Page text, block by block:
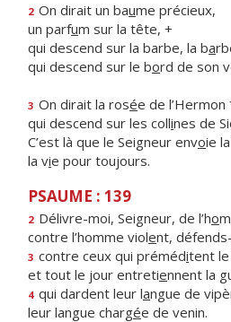
2 On dirait un baume précieux,
un parfum sur la tête, +
qui descend sur la barbe, la ba
qui descend sur le bord de son
3 On dirait la rosée de l’Hermon
qui descend sur les collines de
C’est là que le Seigneur envoie
la vie pour toujours.
PSAUME : 139
2 Délivre-moi, Seigneur, de l’ho
contre l’homme violent,
3 contre ceux qui préméditent le
et tout le jour entretiennent la
4 qui dardent leur langue de
leur langue chargée de venin.